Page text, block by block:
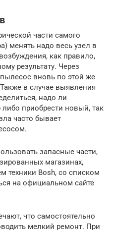
части самого
менять надо весь узел в
как правило,
результату. Через
вновь по этой же
в случае выявления
надо ли
либо приобрести новый, так
часто бывает
запасные части,
магазинах,
техники Bosh, со списком
на официальном сайте
что самостоятельно
мелкий ремонт. При